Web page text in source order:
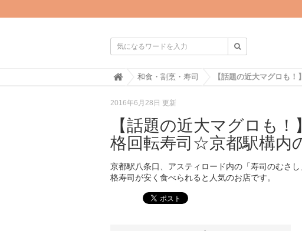
H
e
和食・割烹・寿司
2016年6月28日 更新
【話題の近大マグロも
格回転寿司☆京都駅構内
京都駅八条口、アスティロード内の「寿司のむさ
格寿司が安く食べられると人気のお店です。